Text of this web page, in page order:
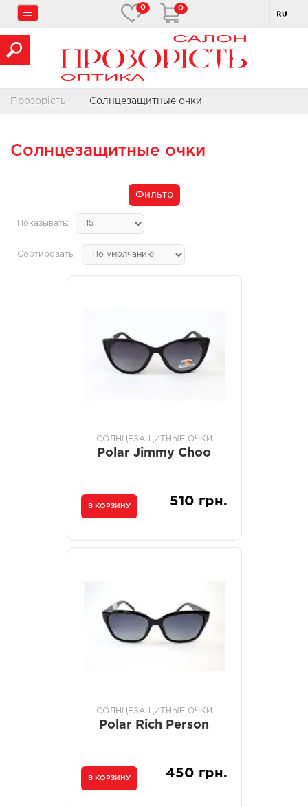
0 0
Прозорість Солнцезащитные очки
Солнцезащитные очки
Фильтр
Показывать:
Сортировать:
СОЛНЦЕЗАЩИТНЫЕ ОЧКИ
Polar Jimmy Choo
В КОРЗИНУ 510 грн.
СОЛНЦЕЗАЩИТНЫЕ ОЧКИ
Polar Rich Person
В КОРЗИНУ 450 грн.